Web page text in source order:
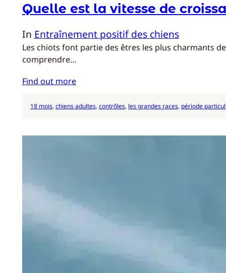
Quelle est la vitesse de
In Entraînement positif des chiens
Les chiots font partie des êtres les plus charmants
comprendre…
Find out more
18 mois, chiens adultes, contrôles, les grandes races, période